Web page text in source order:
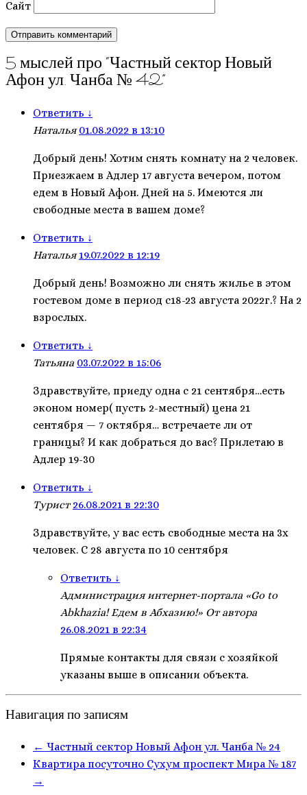
Сайт
5 мыслей про “Частный сектор Новый
Афон ул. Чанба № 42”
Ответить ↓
Наталья01.08.2022 в 13:10
Добрый день! Хотим снять комнату на 2 человек.
Приезжаем в Адлер 17 августа вечером, потом
едем в Новый Афон. Дней на 5. Имеются ли
свободные места в вашем доме?
Ответить ↓
Наталья19.07.2022 в 12:19
Добрый день! Возможно ли снять жилье в этом
гостевом доме в период с18-23 августа 2022г.? На 2
взрослых.
Ответить ↓
Татьяна 03.07.2022 в 15:06
Здравствуйте, приеду одна с 21 сентября…есть
эконом номер( пусть 2-местный) цена 21
сентября — 7 октября… встречаете ли от
границы? И как добраться до вас? Прилетаю в
Адлер 19-30
Ответить ↓
Турист26.08.2021 в 22:30
Здравствуйте, у вас есть свободные места на 3х
человек. С 28 августа по 10 сентября
Ответить ↓
Администрация интернет-портала «Go to
Abkhazia! Едем в Абхазию!» От автора
26.08.2021 в 22:34
Прямые контакты для связи с хозяйкой
указаны выше в описании объекта.
Навигация по записям
← Частный сектор Новый Афон ул. Чанба № 24
Квартира посуточно Сухум проспект Мира № 187
→